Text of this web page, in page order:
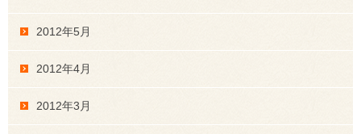
2012年5月
2012年4月
2012年3月